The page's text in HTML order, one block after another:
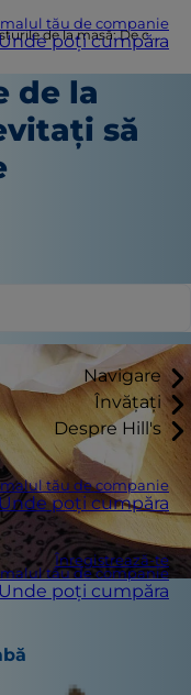
tău de companie
poți cumpăra
Navigare
Învățați
Despre Hill's
tău de companie
poți cumpăra
Înregistrează-te
tău de companie
Unde poți cumpăra
De ce să evitați să le dați resturi de mâncare
de la
să